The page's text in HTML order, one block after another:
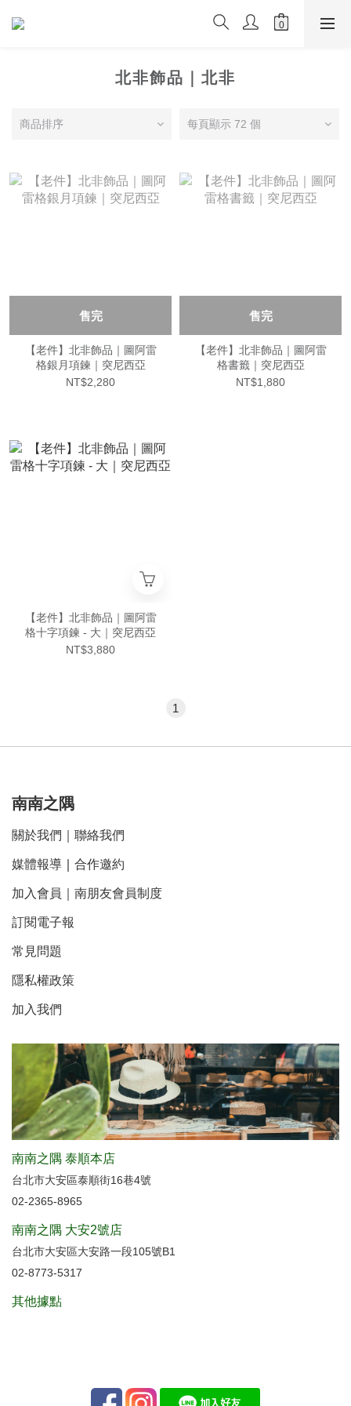
北非飾品｜北非
商品排序 每頁顯示 72 個
售完
【老件】北非飾品｜圖阿雷
格銀月項鍊｜突尼西亞
NT$2,280
售完
【老件】北非飾品｜圖阿雷
格書籤｜突尼西亞
NT$1,880
【老件】北非飾品｜圖阿雷
格十字項鍊 - 大｜突尼西亞
NT$3,880
1
南南之隅
關於我們 聯絡我們
媒體報導 合作邀約
加入會員｜南朋友會員制度
訂閱電子報
常見問題
隱私權政策
加入我們
南南之隅 泰順本店
台北市大安區泰順街16巷4號
02-2365-8965
南南之隅 大安2號店
台北市大安區大安路一段105號B1
02-8773-5317
其他據點